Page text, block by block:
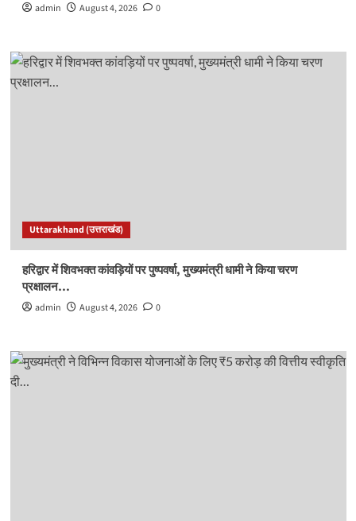
admin August 4, 2026 0
Uttarakhand (उत्तराखंड)
हरिद्वार में शिवभक्त कांवड़ियों पर पुष्पवर्षा, मुख्यमंत्री धामी ने किया चरण
प्रक्षालन…
admin August 4, 2026 0